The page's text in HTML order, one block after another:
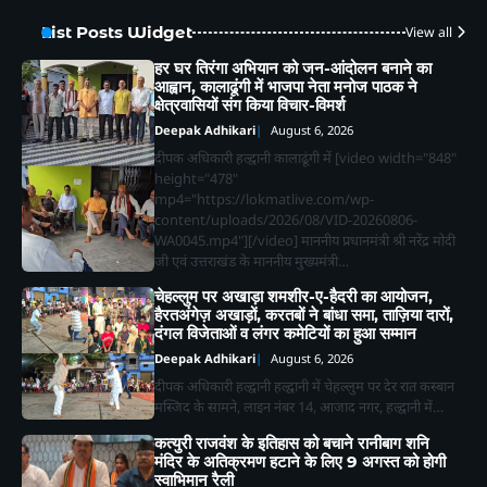
List Posts Widget View all
हर घर तिरंगा अभियान को जन-आंदोलन बनाने का
आह्वान, कालाढूंगी में भाजपा नेता मनोज पाठक ने
क्षेत्रवासियों संग किया विचार-विमर्श
Deepak Adhikari August 6, 2026
दीपक अधिकारी हल्द्वानी कालाढूंगी में [video width="848"
height="478"
mp4="https://lokmatlive.com/wp-
content/uploads/2026/08/VID-20260806-
WA0045.mp4"][/video] माननीय प्रधानमंत्री श्री नरेंद्र मोदी
जी एवं उत्तराखंड के माननीय मुख्यमंत्री…
चेहल्लुम पर अखाड़ा शमशीर-ए-हैदरी का आयोजन,
हैरतअंगेज़ अखाड़ों, करतबों ने बांधा समा, ताज़िया दारों,
दंगल विजेताओं व लंगर कमेटियों का हुआ सम्मान
Deepak Adhikari August 6, 2026
दीपक अधिकारी हल्द्वानी हल्द्वानी में चेहल्लुम पर देर रात कस्बान
मस्जिद के सामने, लाइन नंबर 14, आजाद नगर, हल्द्वानी में…
कत्युरी राजवंश के इतिहास को बचाने रानीबाग शनि
मंदिर के अतिक्रमण हटाने के लिए 9 अगस्त को होगी
स्वाभिमान रैली
2
भीमताल के नियोजित विकास को लेकर दर्जा
राज्यमंत्री भावना मेहरा ने मुख्यमंत्री को सौंपा